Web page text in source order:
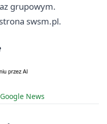
grupowym.
swsm.pl.
Google News